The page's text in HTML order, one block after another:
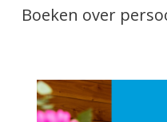
Boeken over